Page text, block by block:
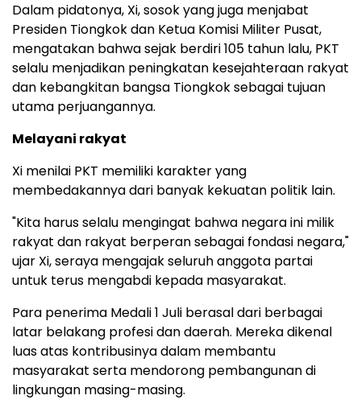
Dalam pidatonya, Xi, sosok yang juga menjabat
Presiden Tiongkok dan Ketua Komisi Militer Pusat,
mengatakan bahwa sejak berdiri 105 tahun lalu, PKT
selalu menjadikan peningkatan kesejahteraan rakyat
dan kebangkitan bangsa Tiongkok sebagai tujuan
utama perjuangannya.
Melayani rakyat
Xi menilai PKT memiliki karakter yang
membedakannya dari banyak kekuatan politik lain.
"Kita harus selalu mengingat bahwa negara ini milik
rakyat dan rakyat berperan sebagai fondasi negara,"
ujar Xi, seraya mengajak seluruh anggota partai
untuk terus mengabdi kepada masyarakat.
Para penerima Medali 1 Juli berasal dari berbagai
latar belakang profesi dan daerah. Mereka dikenal
luas atas kontribusinya dalam membantu
masyarakat serta mendorong pembangunan di
lingkungan masing-masing.